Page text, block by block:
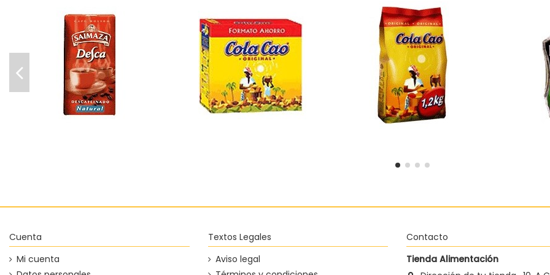
Café molido natural
descafeinado Saimaza
3,01 €
Añadir al carrito
Cacao Cola Cao caja de 3,5
17,56 €
Añadir al carrito
Cacao instantáneo Cola
Cao bolsa de 1200
6,99 €
Añadir al carrito
Café
Cuenta
Mi cuenta
Textos Legales
Aviso legal
Contacto
Tienda Alimentación